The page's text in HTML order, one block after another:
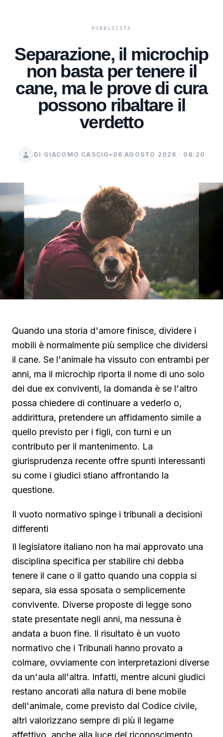
Separazione, il microchip
non basta per tenere il
cane, ma le prove di cura
possono ribaltare il
verdetto
DI GIACOMO CASCIO • 06 AGOSTO 2026 · 08:20
Quando una storia d'amore finisce, dividere i
mobili è normalmente più semplice che dividersi
il cane. Se l'animale ha vissuto con entrambi per
anni, ma il microchip riporta il nome di uno solo
dei due ex conviventi, la domanda è se l'altro
possa chiedere di continuare a vederlo o,
addirittura, pretendere un affidamento simile a
quello previsto per i figli, con turni e un
contributo per il mantenimento. La
giurisprudenza recente offre spunti interessanti
su come i giudici stiano affrontando la
questione.
Il vuoto normativo spinge i tribunali a decisioni
differenti
Il legislatore italiano non ha mai approvato una
disciplina specifica per stabilire chi debba
tenere il cane o il gatto quando una coppia si
separa, sia essa sposata o semplicemente
convivente. Diverse proposte di legge sono
state presentate negli anni, ma nessuna è
andata a buon fine. Il risultato è un vuoto
normativo che i Tribunali hanno provato a
colmare, ovviamente con interpretazioni diverse
da un'aula all'altra. Infatti, mentre alcuni giudici
restano ancorati alla natura di bene mobile
dell'animale, come previsto dal Codice civile,
altri valorizzano sempre di più il legame